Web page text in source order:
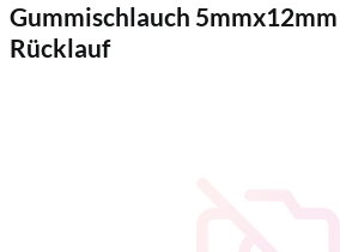
Gummischlauch
Rücklauf